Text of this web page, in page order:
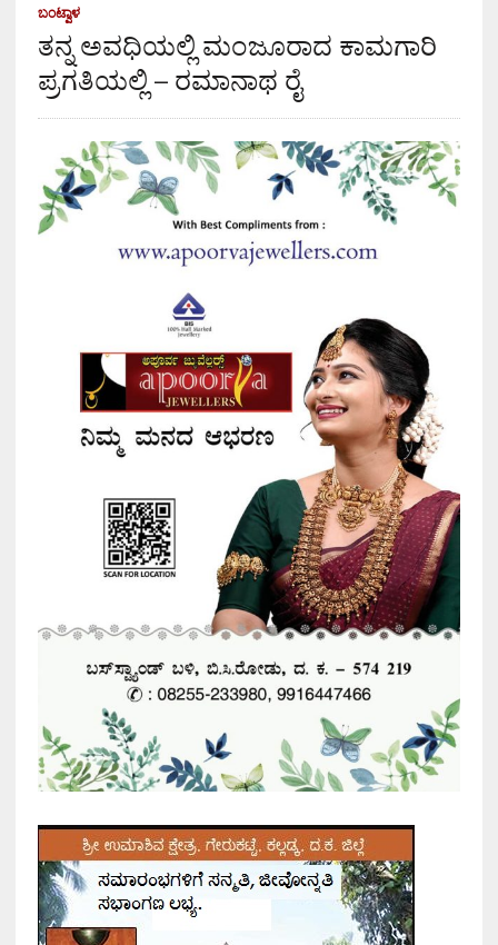
ಬಂಟ್ವಾಳ
ತನ್ನ ಅವಧಿಯಲ್ಲಿ ಮಂಜೂರಾದ ಕಾಮಗಾರಿ
ಪ್ರಗತಿಯಲ್ಲಿ – ರಮಾನಾಥ ರೈ